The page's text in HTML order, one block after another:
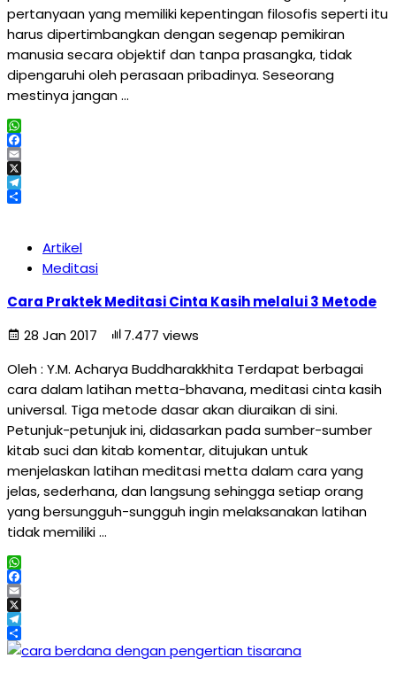
pertanyaan yang memiliki kepentingan filosofis seperti itu
harus dipertimbangkan dengan segenap pemikiran
manusia secara objektif dan tanpa prasangka, tidak
dipengaruhi oleh perasaan pribadinya. Seseorang
mestinya jangan …
WhatsApp
Facebook
Email
X
Telegram
Artikel
Meditasi
Cara Praktek Meditasi Cinta Kasih melalui 3 Metode
28 Jan 2017
7.477 views
Oleh : Y.M. Acharya Buddharakkhita Terdapat berbagai
cara dalam latihan metta-bhavana, meditasi cinta kasih
universal. Tiga metode dasar akan diuraikan di sini.
Petunjuk-petunjuk ini, didasarkan pada sumber-sumber
kitab suci dan kitab komentar, ditujukan untuk
menjelaskan latihan meditasi metta dalam cara yang
jelas, sederhana, dan langsung sehingga setiap orang
yang bersungguh-sungguh ingin melaksanakan latihan
tidak memiliki …
WhatsApp
Facebook
Email
X
Telegram
Share